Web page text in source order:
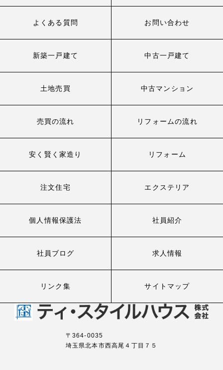
よくある質問 お問い合わせ
新築一戸建て 中古一戸建て
土地売買 中古マンション
売買の流れ リフォームの流れ
安く賢く家造り リフォーム
注文住宅 エクステリア
個人情報保護法 社員紹介
社員ブログ 求人情報
リンク集 サイトマップ
〒364-0035
埼玉県北本市西高尾４丁目７５